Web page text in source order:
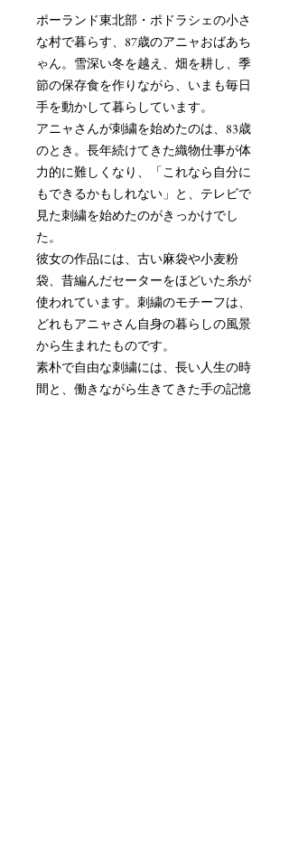
ポーランド東北部・ポドラシェの小さ
な村で暮らす、87歳のアニャおばあち
ゃん。雪深い冬を越え、畑を耕し、季
節の保存食を作りながら、いまも毎日
手を動かして暮らしています。
アニャさんが刺繍を始めたのは、83歳
のとき。長年続けてきた織物仕事が体
力的に難しくなり、「これなら自分に
もできるかもしれない」と、テレビで
見た刺繍を始めたのがきっかけでし
た。
彼女の作品には、古い麻袋や小麦粉
袋、昔編んだセーターをほどいた糸が
使われています。刺繍のモチーフは、
どれもアニャさん自身の暮らしの風景
から生まれたものです。
素朴で自由な刺繍には、長い人生の時
間と、働きながら生きてきた手の記憶